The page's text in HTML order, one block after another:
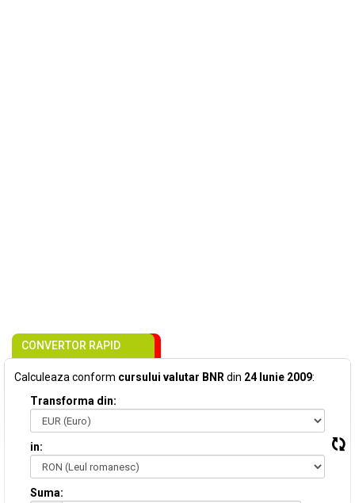
CONVERTOR RAPID
Calculeaza conform cursului valutar BNR din 24 Iunie 2009:
Transforma din:
in:
Suma: